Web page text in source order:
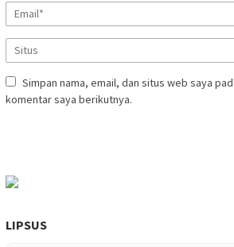
Simpan nama, email, dan situs web saya
komentar saya berikutnya.
LIPSUS